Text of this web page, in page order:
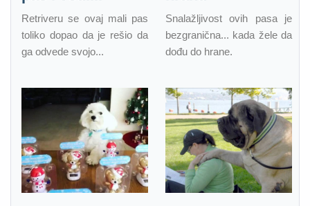
Retriveru se ovaj mali pas
toliko dopao da je rešio da
ga odvede svojo...
Snalažljivost ovih pasa je
bezgranična... kada žele da
dođu do hrane.